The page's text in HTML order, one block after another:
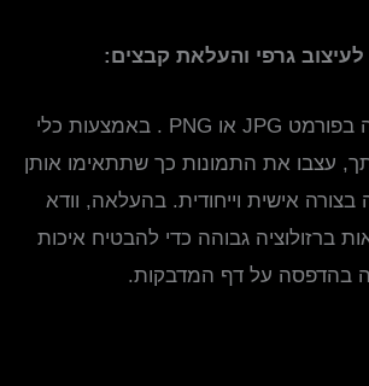
לעיצוב גרפי והעלאת קבצים:
אנא העלו תמונה בפורמט JPG או PNG . באמצעות כלי
עצבו את התמונות כך שתתאימו אותן
אישית וייחודית. בהעלאה, וודא
ברזולוציה גבוהה כדי להבטיח איכות
בהדפסה על דף המדבקות.